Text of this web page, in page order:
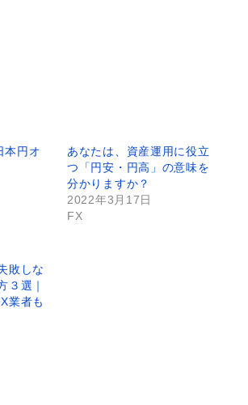
本円オ
あなたは、資産運用に役立
つ「円安・円高」の意味を
分かりますか？
2022年3月17日
FX
敗しな
３選｜
業者も